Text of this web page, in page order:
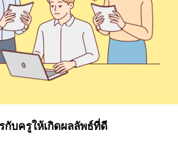
กับครูให้เกิดผลลัพธ์ที่ดี